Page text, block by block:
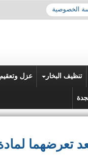
الخصوصية
تنظيف البخار عزل
تعرضهما